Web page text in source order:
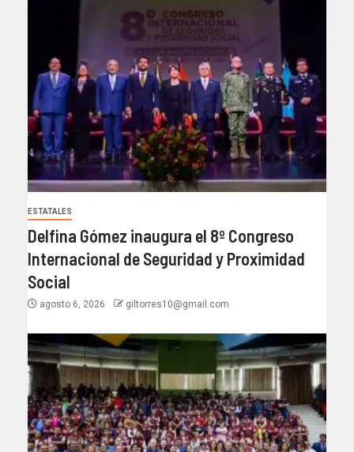
ESTATALES
Delfina Gómez inaugura el 8º Congreso
Internacional de Seguridad y Proximidad
Social
agosto 6, 2026 giltorres10@gmail.com